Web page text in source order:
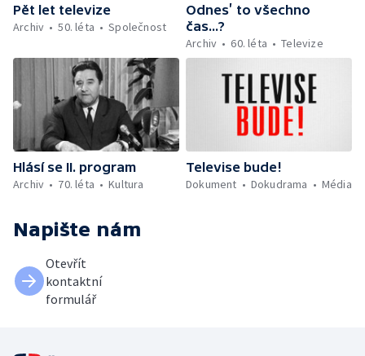
Pět let televize
Archiv
50. léta Společnost
Odnes’ to všechno
čas...?
Archiv
60. léta Televize
Hlásí se II. program
Archiv
70. léta Kultura
Televise bude!
Dokument
Dokudrama Média
Napište nám
Otevřít
kontaktní
formulář